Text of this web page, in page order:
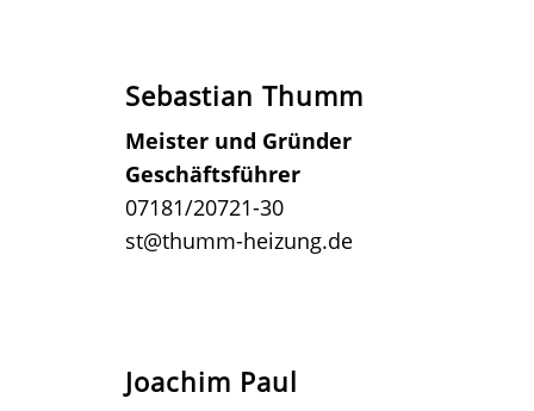
Sebastian Thumm
Meister und Gründer
Geschäftsführer
07181/20721-30
st@thumm-heizung.de
Joachim Paul